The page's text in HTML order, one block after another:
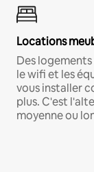
Locations
Des
le wifi et les
vous installer
plus. C'est
moyenne ou